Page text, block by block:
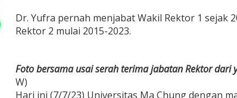
a
s
C
h
Dr. Yufra pernah menjabat Wakil Rektor 1 sejak
Rektor 2 mulai 2015-2023.
Foto bersama usai serah terima jabatan Rektor dari
W)
Hari ini (7/7/23) Universitas Ma Chung dengan